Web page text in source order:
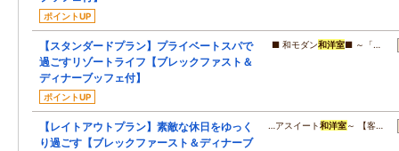
ポイントUP
【スタンダードプラン】プライベートスパで
過ごすリゾートライフ【ブレックファスト＆
ディナーブッフェ付】
ポイントUP
■ 和モダン和洋室■ ～「…
【レイトアウトプラン】素敵な休日をゆっく
り過ごす【ブレックファースト＆ディナーブ
…アスイート和洋室～ 【客…